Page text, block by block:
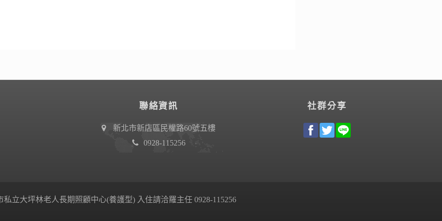
聯絡資訊
新北市新店區民權路60號五樓
0928-115256
社群分享
私立大坪林老人長期照顧中心(養護型) 入住請洽羅主任 0928-115256